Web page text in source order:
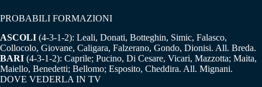
PROBABILI FORMAZIONI
ASCOLI (4-3-1-2): Leali, Donati, Botteghin, Simic, Falasco,
Collocolo, Giovane, Caligara, Falzerano, Gondo, Dionisi. All. Breda.
BARI (4-3-1-2): Caprile; Pucino, Di Cesare, Vicari, Mazzotta; Maita,
Maiello, Benedetti; Bellomo; Esposito, Cheddira. All. Mignani.
DOVE VEDERLA IN TV